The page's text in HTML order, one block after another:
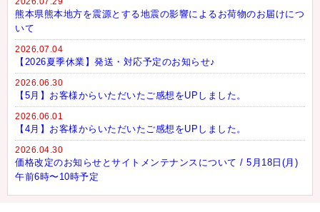
熊本県熊本地方を震源とする地震の影響によるお荷物のお届けにつ
いて
2026.07.04
【2026夏季休業】発送・対応予定のお知らせ♪
2026.06.30
【5月】お客様からいただいたご感想をUPしました。
2026.06.01
【4月】お客様からいただいたご感想をUPしました。
2026.04.30
価格改定のお知らせとサイトメンテナンスについて / 5月18日(月)
午前6時〜10時予定